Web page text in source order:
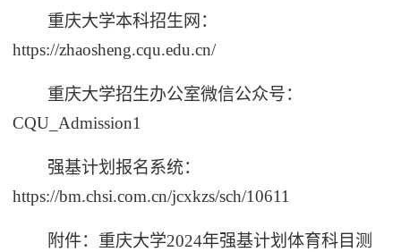
重庆大学本科招生网：
https://zhaosheng.cqu.edu.cn/
重庆大学招生办公室微信公众号：
CQU_Admission1
强基计划报名系统：
https://bm.chsi.com.cn/jcxkzs/sch/10611
附件：重庆大学2024年强基计划体育科目测